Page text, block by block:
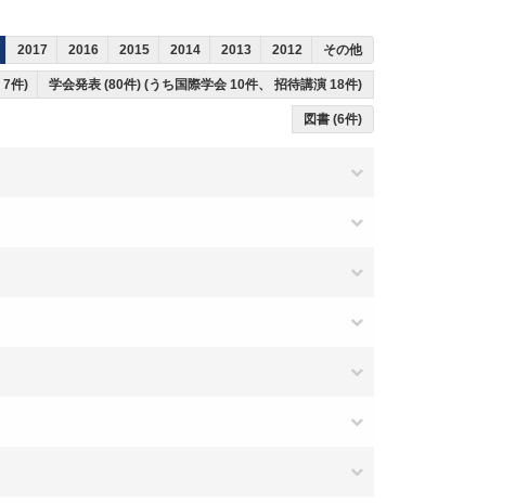
2017 2016 2015 2014 2013 2012 その他
7件) 学会発表 (80件) (うち国際学会 10件、 招待講演 18件)
図書 (6件)